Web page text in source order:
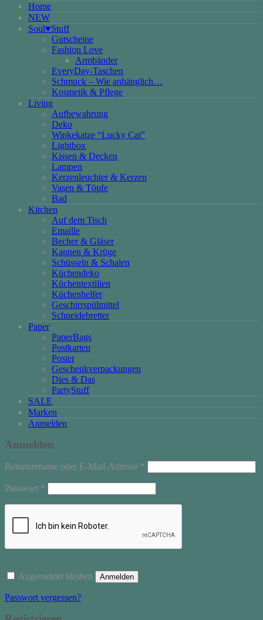
Home
NEW
Soul♥Stuff
Gutscheine
Fashion Love
Armbänder
EveryDay-Taschen
Schmuck – Wie anhänglich…
Kosmetik & Pflege
Living
Aufbewahrung
Deko
Winkekatze “Lucky Cat”
Lightbox
Kissen & Decken
Lampen
Kerzenleuchter & Kerzen
Vasen & Töpfe
Bad
Kitchen
Auf dem Tisch
Emaille
Becher & Gläser
Kannen & Krüge
Schüsseln & Schalen
Küchendeko
Küchentextilien
Küchenhelfer
Geschirrspülmittel
Schneidebretter
Paper
PaperBags
Postkarten
Poster
Geschenkverpackungen
Dies & Das
PartyStuff
SALE
Marken
Anmelden
Anmelden
Benutzername oder E-Mail-Adresse *
Passwort *
Angemeldet bleiben Anmelden
Passwort vergessen?